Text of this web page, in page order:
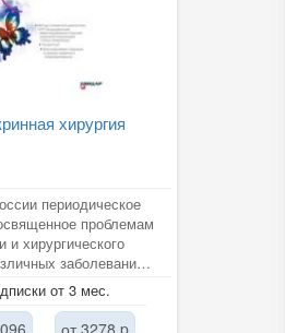
хирургия
периодическое
проблемам
и хирургического
заболеваний
системы, в т.ч....
от 3 мес.
от 3278 p